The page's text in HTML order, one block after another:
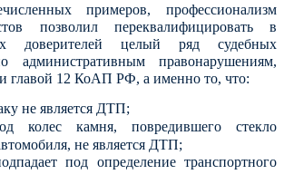
примеров, профессионализм
позволил переквалифицировать в
доверителей целый ряд судебных
административным правонарушениям,
главой 12 КоАП РФ, а именно то, что:
не является ДТП;
колес камня, повредившего стекло
не является ДТП;
под определение транспортного